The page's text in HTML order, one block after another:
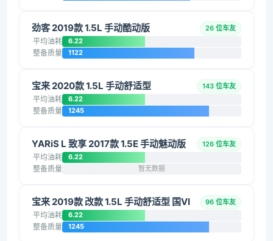
劲客 2019款 1.5L 手动酷动版 26 位车友
平均油耗 6.22
整备质量 1122
宝来 2020款 1.5L 手动舒适型 143 位车友
平均油耗 6.22
整备质量 1245
YARiS L 致享 2017款 1.5E 手动魅动版 126 位车友
平均油耗 6.22
整备质量 暂无数据
宝来 2019款 改款 1.5L 手动舒适型 国VI 96 位车友
平均油耗 6.22
整备质量 1245